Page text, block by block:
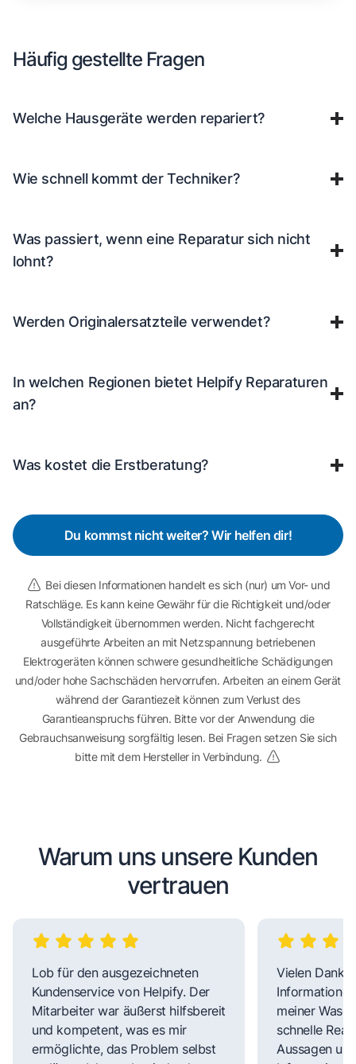
Häufig gestellte Fragen
Welche Hausgeräte werden repariert?
Wie schnell kommt der Techniker?
Was passiert, wenn eine Reparatur sich nicht
lohnt?
Werden Originalersatzteile verwendet?
In welchen Regionen bietet Helpify Reparaturen
an?
Was kostet die Erstberatung?
Du kommst nicht weiter? Wir helfen dir!
Bei diesen Informationen handelt es sich (nur) um Vor- und
Ratschläge. Es kann keine Gewähr für die Richtigkeit und/oder
Vollständigkeit übernommen werden. Nicht fachgerecht
ausgeführte Arbeiten an mit Netzspannung betriebenen
Elektrogeräten können schwere gesundheitliche Schädigungen
und/oder hohe Sachschäden hervorrufen. Arbeiten an einem Gerät
während der Garantiezeit können zum Verlust des
Garantieanspruchs führen. Bitte vor der Anwendung die
Gebrauchsanweisung sorgfältig lesen. Bei Fragen setzen Sie sich
bitte mit dem Hersteller in Verbindung.
Warum uns unsere Kunden
vertrauen
Lob für den ausgezeichneten
Kundenservice von Helpify. Der
Mitarbeiter war äußerst hilfsbereit
und kompetent, was es mir
ermöglichte, das Problem selbst
Vielen Dank
meiner
schnelle
Aussagen